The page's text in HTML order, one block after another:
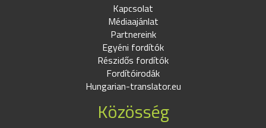
Kapcsolat
Médiaajánlat
Partnereink
Egyéni fordítók
Részidős fordítók
Fordítóirodák
Hungarian-translator.eu
Közösség